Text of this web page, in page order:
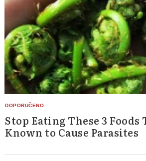
Stop Eating These 3 Foods
Known to Cause Parasites